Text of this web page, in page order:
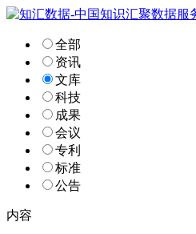
全部
资讯
文库
科技
成果
会议
专利
标准
公告
内容